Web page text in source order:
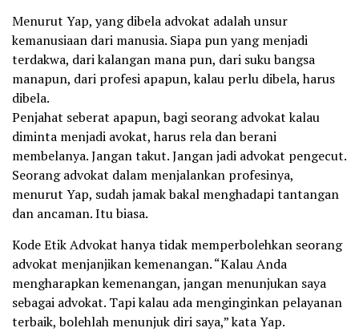
Menurut Yap, yang dibela advokat adalah unsur
kemanusiaan dari manusia. Siapa pun yang menjadi
terdakwa, dari kalangan mana pun, dari suku bangsa
manapun, dari profesi apapun, kalau perlu dibela, harus
dibela.
Penjahat seberat apapun, bagi seorang advokat kalau
diminta menjadi avokat, harus rela dan berani
membelanya. Jangan takut. Jangan jadi advokat pengecut.
Seorang advokat dalam menjalankan profesinya,
menurut Yap, sudah jamak bakal menghadapi tantangan
dan ancaman. Itu biasa.
Kode Etik Advokat hanya tidak memperbolehkan seorang
advokat menjanjikan kemenangan. “Kalau Anda
mengharapkan kemenangan, jangan menunjukan saya
sebagai advokat. Tapi kalau ada menginginkan pelayanan
terbaik, bolehlah menunjuk diri saya,” kata Yap.